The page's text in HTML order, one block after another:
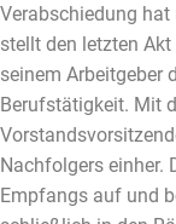
Verabschiedung hat
stellt den letzten
seinem Arbeitgeber
Berufstätigkeit. Mit
Nachfolgers einher.
Empfangs auf und